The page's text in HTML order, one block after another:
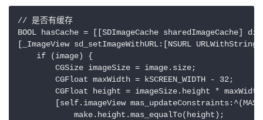
// 是否有缓存
BOOL hasCache = [[SDImageCache
[_ImageView sd_setImageWithURL:[NSURL
    if (image) {
        CGSize imageSize = image.size;
        CGFloat maxWidth = kSCREEN_WIDTH - 32;
CGFloat height = imageSize.height *
[self.imageView
            make.height.mas_equalTo(height);